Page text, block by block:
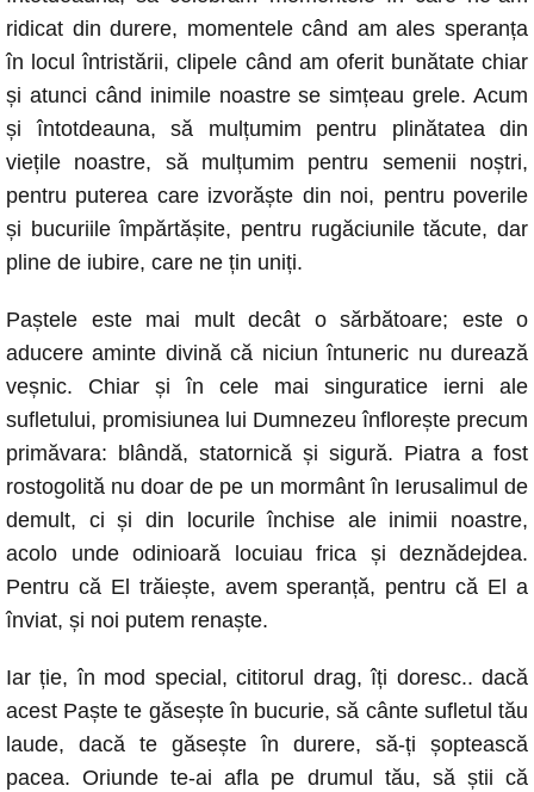
ridicat din durere, momentele când am ales speranța
în locul întristării, clipele când am oferit bunătate chiar
și atunci când inimile noastre se simțeau grele. Acum
și întotdeauna, să mulțumim pentru plinătatea din
viețile noastre, să mulțumim pentru semenii noștri,
pentru puterea care izvorăște din noi, pentru poverile
și bucuriile împărtășite, pentru rugăciunile tăcute, dar
pline de iubire, care ne țin uniți.
Paștele este mai mult decât o sărbătoare; este o
aducere aminte divină că niciun întuneric nu durează
veșnic. Chiar și în cele mai singuratice ierni ale
sufletului, promisiunea lui Dumnezeu înflorește precum
primăvara: blândă, statornică și sigură. Piatra a fost
rostogolită nu doar de pe un mormânt în Ierusalimul de
demult, ci și din locurile închise ale inimii noastre,
acolo unde odinioară locuiau frica și deznădejdea.
Pentru că El trăiește, avem speranță, pentru că El a
înviat, și noi putem renaște.
Iar ție, în mod special, cititorul drag, îți doresc.. dacă
acest Paște te găsește în bucurie, să cânte sufletul tău
laude, dacă te găsește în durere, să-ți șoptească
pacea. Oriunde te-ai afla pe drumul tău, să știi că